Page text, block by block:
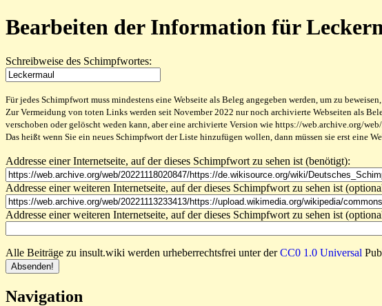
Bearbeiten der Information für
Schreibweise des Schimpfwortes:
Für jedes Schimpfwort muss mindestens eine Webseite als Beleg angegeben werden, um zu
Zur Vermeidung von toten Links werden seit November 2022 nur noch archivierte Webseiten als
verschoben oder gelöscht weden kann, aber eine archivierte Version wie https://web.archive.org/
Das heißt wenn Sie ein neues Schimpfwort der Liste hinzufügen wollen, dann müssen sie erst eine
Addresse einer Internetseite, auf der dieses Schimpfwort zu sehen ist (benötigt):
Addresse einer weiteren Internetseite, auf der dieses Schimpfwort zu sehen ist
Addresse einer weiteren Internetseite, auf der dieses Schimpfwort zu sehen ist
Alle Beiträge zu insult.wiki werden urheberrechtsfrei unter derCC0 1.0 Universal
Navigation